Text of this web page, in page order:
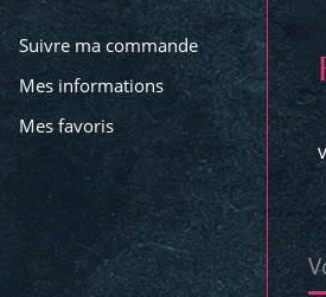
Suivre ma commande
Mes informations
Mes favoris